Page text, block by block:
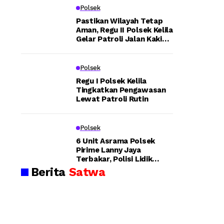
e
nalis
an,
Bh
abi
ma
s
Ba
so
y
Tu
rh
utl
a:
s
uni
da
Polsek
Pastikan Wilayah Tetap
Aman, Regu II Polsek Kelila
Gelar Patroli Jalan Kaki
Polsek
Regu I Polsek Kelila
Tingkatkan Pengawasan
Lewat Patroli Rutin
Polsek
6 Unit Asrama Polsek
Pirime Lanny Jaya
Terbakar, Polisi Lidik
Dugaan Pembakaran
Berita Satwa